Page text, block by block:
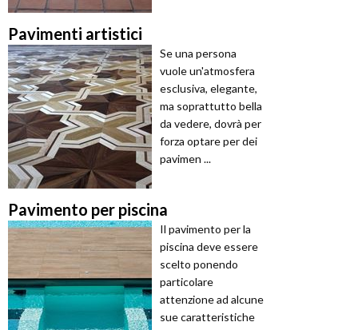
Pavimenti artistici
Se una persona
vuole un'atmosfera
esclusiva, elegante,
ma soprattutto bella
da vedere, dovrà per
forza optare per dei
pavimen ...
Pavimento per piscina
Il pavimento per la
piscina deve essere
scelto ponendo
particolare
attenzione ad alcune
sue caratteristiche